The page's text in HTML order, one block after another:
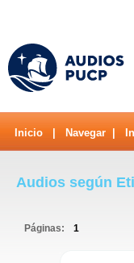
Inicio Navegar
Audios según
Páginas: 1